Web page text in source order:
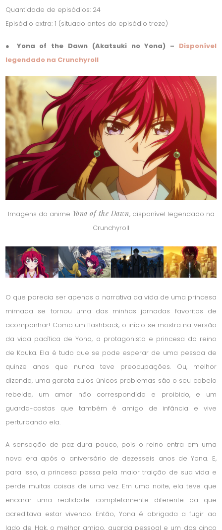
Quantidade de episódios: 24
Episódio extra: 1 (situado antes do episódio treze)
● Yona of the Dawn (Akatsuki no Yona) – Disponível
legendado na Crunchyroll
Imagens do anime Yona of the Dawn, disponível legendado na
Crunchyroll
O que parecia ser apenas a narrativa da vida de uma princesa
mimada se tornou uma das minhas jornadas favoritas de
acompanhar! Como um flashback, o início se mostra na versão
da vida pacífica de Yona, a protagonista e princesa do reino
de Kouka. Ela é tudo que se pode esperar de uma pessoa de
quinze anos que nunca teve preocupações. Ou, melhor
dizendo, uma garota cujos únicos problemas são o seu cabelo
rebelde, um amor não correspondido e proibido, e um
guarda-costas que também é amigo de infância e vive
perturbando ela.
A sensação de paz dura pouco, pois o reino entra em uma
nova era após o aniversário de dezesseis anos de Yona. E,
para isso, a princesa passa pela maior traição de sua vida e
perde muitas coisas de uma vez. Em uma noite, ela teve que
encarar uma realidade completamente diferente da que
acreditava estar vivendo. Então, Yona é obrigada a fugir ao
lado de Hak, o melhor amigo, guarda pessoal e um dos cinco